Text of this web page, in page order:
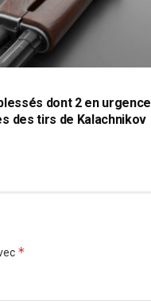
dont 2 en urgence
des tirs de Kalachnikov
*